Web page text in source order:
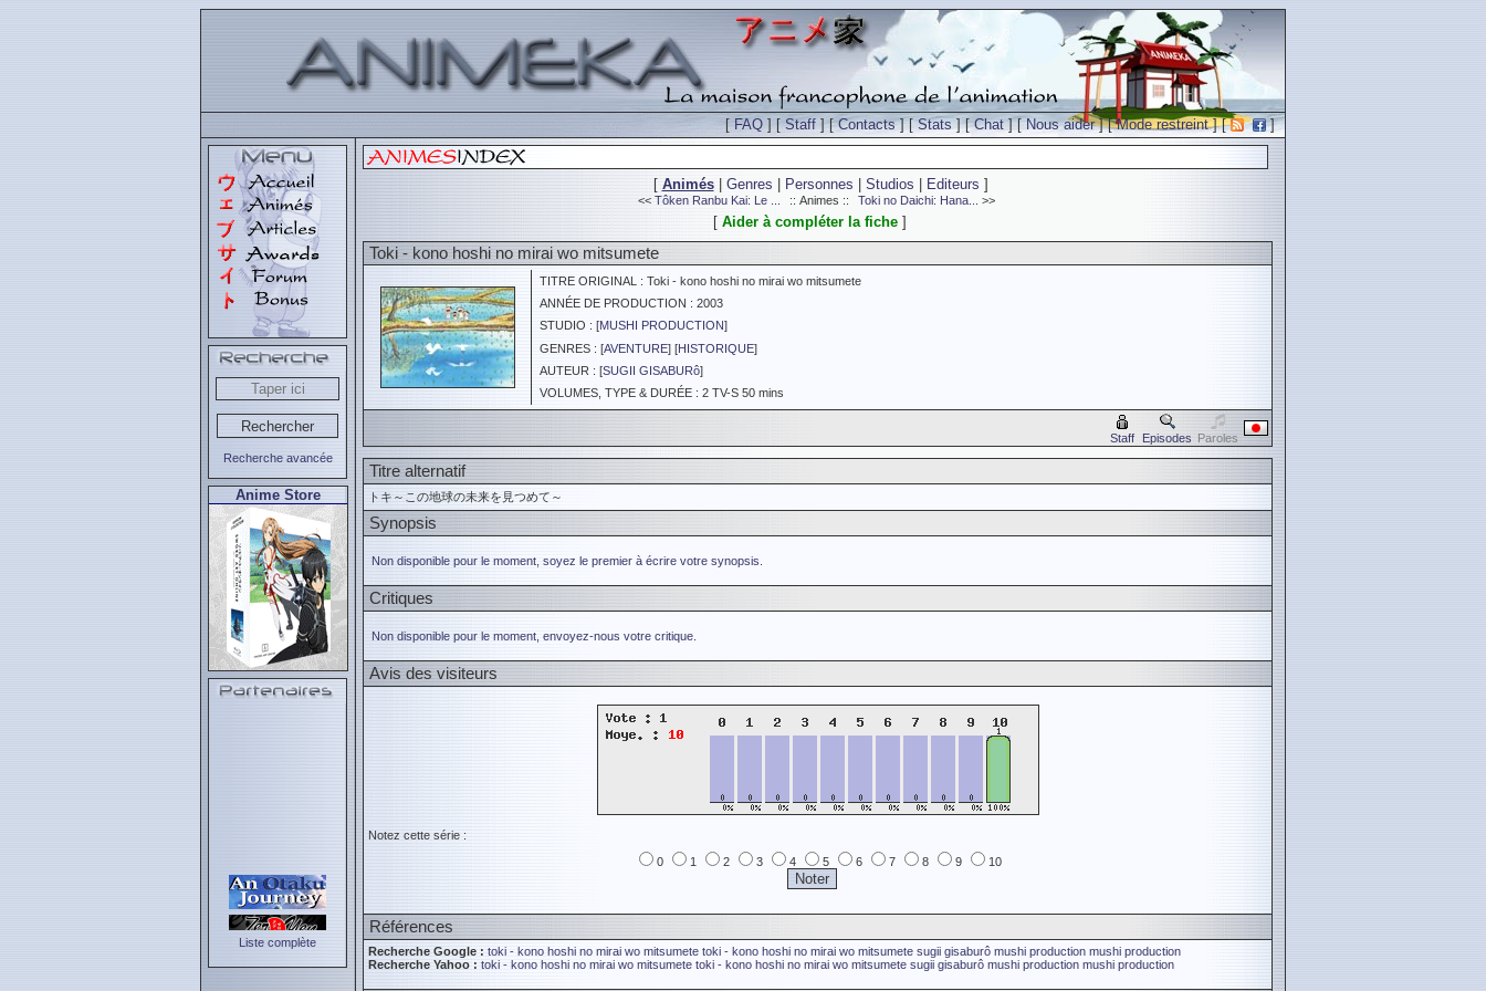
[FAQ ] [Staff ] [Contacts] [Stats] [Chat] [Nous aider] [Mode restreint] [ ]
Recherche avancée
Anime Store
Liste complète
[ Animés| Genres Personnes Studios Editeurs ]
<< Tôken Ranbu Kai: Le ... :: Animes :: Toki no Daichi: Hana... >>
[ Aider à compléter la fiche]
Toki - kono hoshi no mirai wo mitsumete
TITRE ORIGINAL : Toki - kono hoshi no mirai wo mitsumete
ANNÉE DE PRODUCTION : 2003
STUDIO : [MUSHI PRODUCTION]
GENRES : [AVENTURE] [HISTORIQUE]
AUTEUR : [SUGII GISABURô]
VOLUMES, TYPE & DURÉE : 2 TV-S 50 mins
Staff Episodes Paroles
Titre alternatif
トキ～この地球の未来を見つめて～
Synopsis
Non disponible pour le moment, soyez le premier à écrire votre synopsis.
Critiques
Non disponible pour le moment, envoyez-nous votre critique.
Avis des visiteurs
Notez cette série :
0
1 2 3 4 5 6 7 8 9 10
Références
Recherche Google : toki - kono hoshi no mirai wo mitsumete toki - kono hoshi no mirai wo mitsumete sugii gisaburô mushi production mushi production
Recherche Yahoo : toki - kono hoshi no mirai wo mitsumete toki - kono hoshi no mirai wo mitsumete sugii gisaburô mushi production mushi production